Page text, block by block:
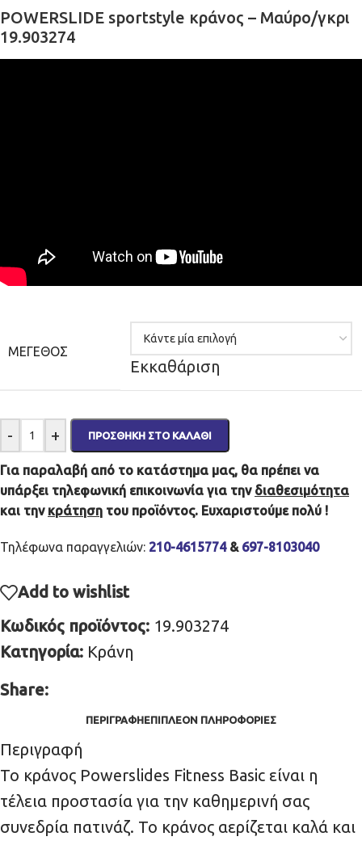
POWERSLIDE sportstyle κράνος – Μαύρο/γκρι
19.903274
ΜΈΓΕΘΟΣ
Εκκαθάριση
- + ΠΡΟΣΘΉΚΗ ΣΤΟ ΚΑΛΆΘΙ
Για παραλαβή από το κατάστημα μας, θα πρέπει να
υπάρξει τηλεφωνική επικοινωνία για την διαθεσιμότητα
και την κράτηση του προϊόντος. Ευχαριστούμε πολύ !
Τηλέφωνα παραγγελιών: 210-4615774& 697-8103040
Add to wishlist
Κωδικός προϊόντος: 19.903274
Κατηγορία: Κράνη
Share:
ΠΕΡΙΓΡΑΦΉΕΠΙΠΛΈΟΝ ΠΛΗΡΟΦΟΡΊΕΣ
Περιγραφή
Το κράνος Powerslides Fitness Basic είναι η
τέλεια προστασία για την καθημερινή σας
συνεδρία πατινάζ. Το κράνος αερίζεται καλά και